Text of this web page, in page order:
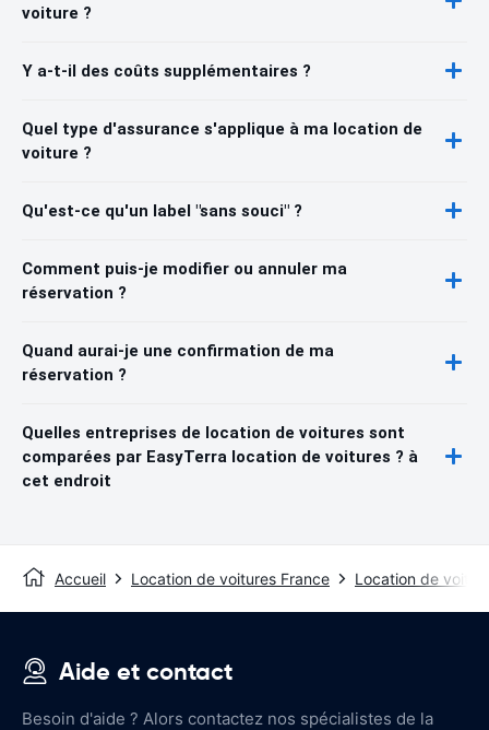
voiture ?
Y a-t-il des coûts supplémentaires ?
Quel type d'assurance s'applique à ma location de
voiture ?
Qu'est-ce qu'un label "sans souci" ?
Comment puis-je modifier ou annuler ma
réservation ?
Quand aurai-je une confirmation de ma
réservation ?
Quelles entreprises de location de voitures sont
comparées par EasyTerra location de voitures ? à
cet endroit
Accueil Location de voitures France Location de
Aide et contact
Besoin d'aide ? Alors contactez nos spécialistes de la